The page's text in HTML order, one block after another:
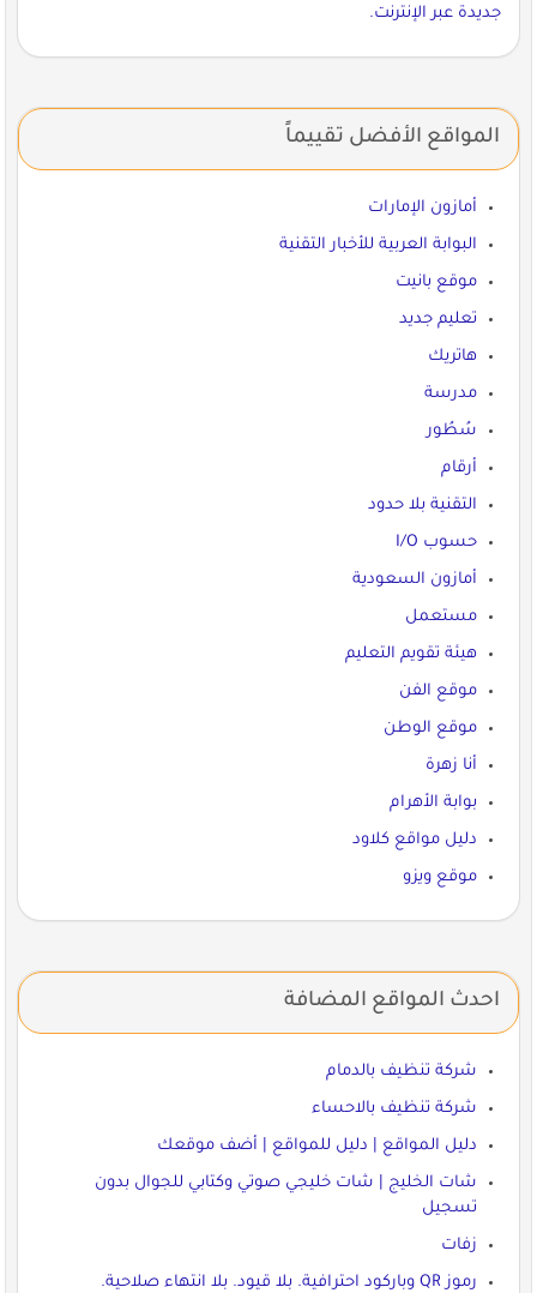
جديدة عبر الإنترنت.
المواقع الأفضل تقييماً
أمازون الإمارات
البوابة العربية للأخبار التقنية
موقع بانيت
تعليم جديد
هاتريك
مدرسة
سُطُور
أرقام
التقنية بلا حدود
حسوب I/O
أمازون السعودية
مستعمل
هيئة تقويم التعليم
موقع الفن
موقع الوطن
أنا زهرة
بوابة الأهرام
دليل مواقع كلاود
موقع ويزو
احدث المواقع المضافة
شركة تنظيف بالدمام
شركة تنظيف بالاحساء
دليل المواقع | دليل للمواقع | أضف موقعك
شات الخليج | شات خليجي صوتي وكتابي للجوال بدون
تسجيل
زفات
رموز QR وباركود احترافية. بلا قيود. بلا انتهاء صلاحية.